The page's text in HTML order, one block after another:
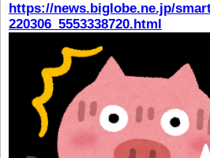
https://news.biglobe.ne.jp/
220306_5553338720.html